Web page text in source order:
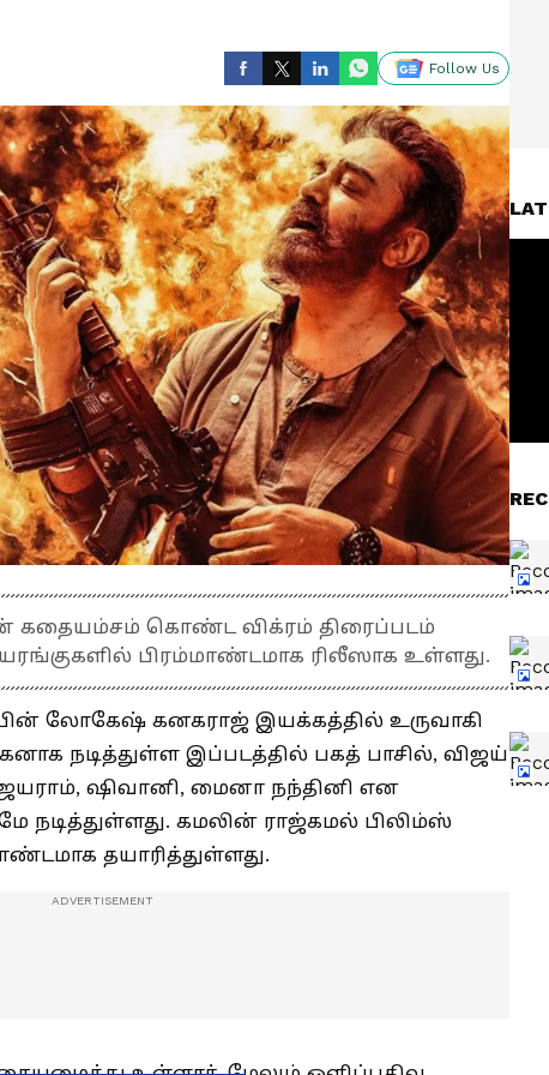
Follow Us
கதையம்சம் கொண்ட விக்ரம் திரைப்படம்
பிரம்மாண்டமாக ரிலீஸாக உள்ளது.
லோகேஷ் கனகராஜ் இயக்கத்தில் உருவாகி
நடித்துள்ள இப்படத்தில் பகத் பாசில், விஜய்
ஷிவானி, மைனா நந்தினி என
நடித்துள்ளது. கமலின் ராஜ்கமல் பிலிம்ஸ்
தயாரித்துள்ளது.